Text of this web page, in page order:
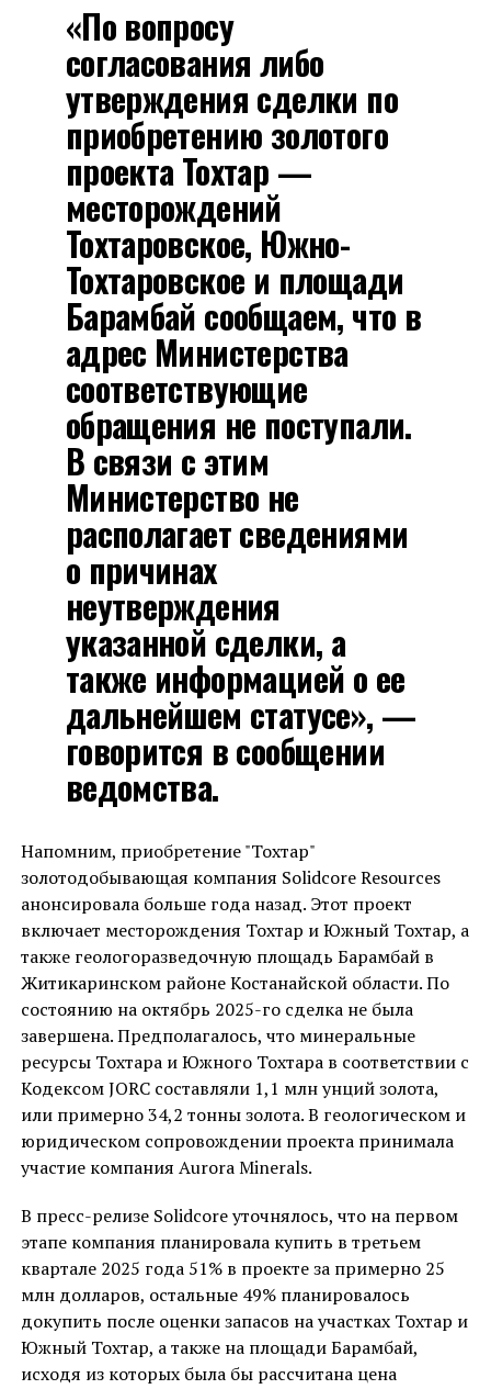
«По вопросу
согласования либо
утверждения сделки по
приобретению золотого
проекта Тохтар —
месторождений
Тохтаровское, Южно-
Тохтаровское и площади
Барамбай сообщаем, что в
адрес Министерства
соответствующие
обращения не поступали.
В связи с этим
Министерство не
располагает сведениями
о причинах
неутверждения
указанной сделки, а
также информацией о ее
дальнейшем статусе», —
говорится в сообщении
ведомства.
Напомним, приобретение "Тохтар"
золотодобывающая компания Solidcore Resources
анонсировала больше года назад. Этот проект
включает месторождения Тохтар и Южный Тохтар, а
также геологоразведочную площадь Барамбай в
Житикаринском районе Костанайской области. По
состоянию на октябрь 2025-го сделка не была
завершена. Предполагалось, что минеральные
ресурсы Тохтара и Южного Тохтара в соответствии с
Кодексом JORC составляли 1,1 млн унций золота,
или примерно 34,2 тонны золота. В геологическом и
юридическом сопровождении проекта принимала
участие компания Aurora Minerals.
В пресс-релизе Solidcore уточнялось, что на первом
этапе компания планировала купить в третьем
квартале 2025 года 51% в проекте за примерно 25
млн долларов, остальные 49% планировалось
докупить после оценки запасов на участках Тохтар и
Южный Тохтар, а также на площади Барамбай,
исходя из которых была бы рассчитана цена